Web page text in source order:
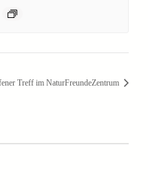
Treff im NaturFreundeZentrum